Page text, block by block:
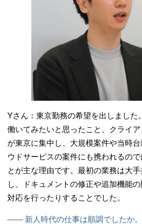
Yさん： 東京勤務の希望を出しました
働いてみたいと思ったこと、クライ
が東京に集中し、大規模案件や当時
ウドサービスの案件にも携われるの
とが主な理由です。最初の業務は大
し、ドキュメントの修正や追加機能
対応を行ったりすることでした。
—— 新人時代の仕事は順調でしたか。